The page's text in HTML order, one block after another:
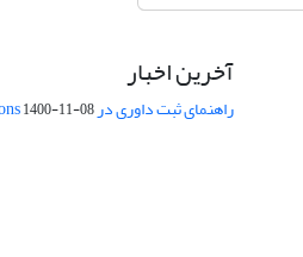
آخرین اخبار
راهنمای ثبت داوری در Publons1400-11-08